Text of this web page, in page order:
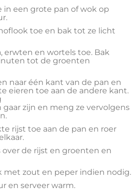
in een grote pan of wok op
toe en bak tot ze licht
erwten en wortels toe. Bak
tot de groenten
naar één kant van de pan en
eieren toe aan de andere kant.
zijn en meng ze vervolgens
rijst toe aan de pan en roer
over de rijst en groenten en
met zout en peper indien nodig.
en serveer warm.